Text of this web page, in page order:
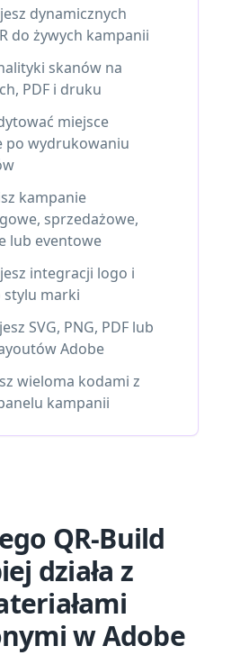
dynamicznych
do żywych kampanii
skanów na
PDF i druku
miejsce
po wydrukowaniu
kampanie
sprzedażowe,
lub eventowe
integracji logo i
stylu marki
SVG, PNG, PDF lub
Adobe
wieloma kodami z
kampanii
QR-Build
działa z
w Adobe